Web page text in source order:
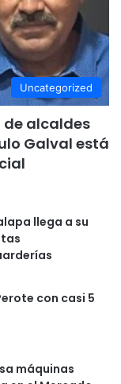
Uncategorized
alcaldes
Galval está
llega a su
con casi 5
máquinas